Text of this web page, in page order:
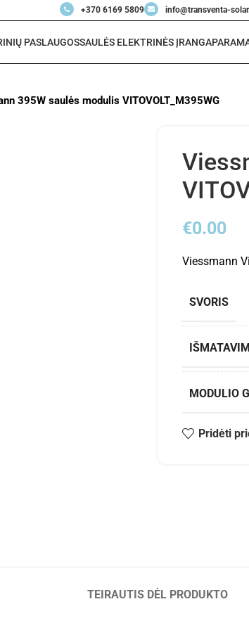
+370 6169 5809 info@transventa-
PASLAUGOSSAULĖS ELEKTRINĖS ĮRANGA
395W saulės modulis VITOVOLT_M395WG
€0.00
Viessmann
SVORIS
MODULIO
Pridėti
TEIRAUTIS DĖL PRODUKTO